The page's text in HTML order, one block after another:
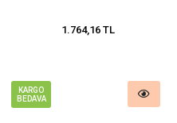
1.764,16 TL
KARGO
BEDAVA